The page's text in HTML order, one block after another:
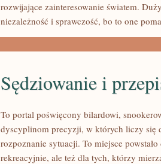
rozwijające zainteresowanie światem.
niezależność i sprawczość, bo to one
Sędziowanie i
To portal poświęcony bilardowi,
dyscyplinom precyzji, w których liczy się
rozpoznanie sytuacji. To miejsce
rekreacyjnie, ale też dla tych, którzy